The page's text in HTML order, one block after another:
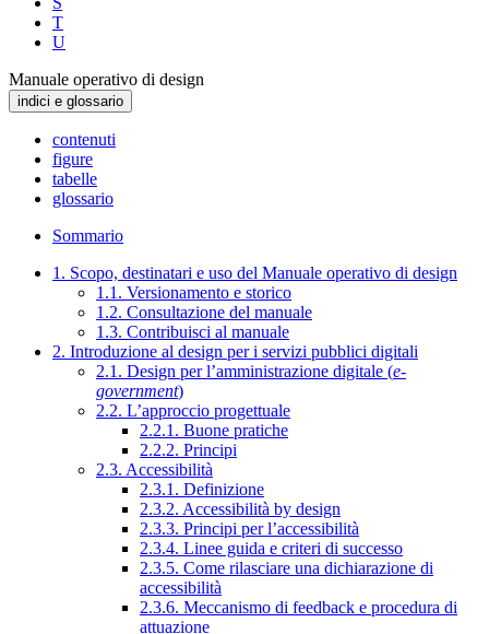
T
U
Manuale operativo di design
indici e glossario
contenuti
figure
tabelle
glossario
Sommario
1. Scopo, destinatari e uso del Manuale operativo di design
1.1. Versionamento e storico
1.2. Consultazione del manuale
1.3. Contribuisci al manuale
2. Introduzione al design per i servizi pubblici digitali
2.1. Design per l’amministrazione digitale (e-
government)
2.2. L’approccio progettuale
2.2.1. Buone pratiche
2.2.2. Principi
2.3. Accessibilità
2.3.1. Definizione
2.3.2. Accessibilità by design
2.3.3. Principi per l’accessibilità
2.3.4. Linee guida e criteri di successo
2.3.5. Come rilasciare una dichiarazione di
accessibilità
2.3.6. Meccanismo di feedback e procedura di
attuazione